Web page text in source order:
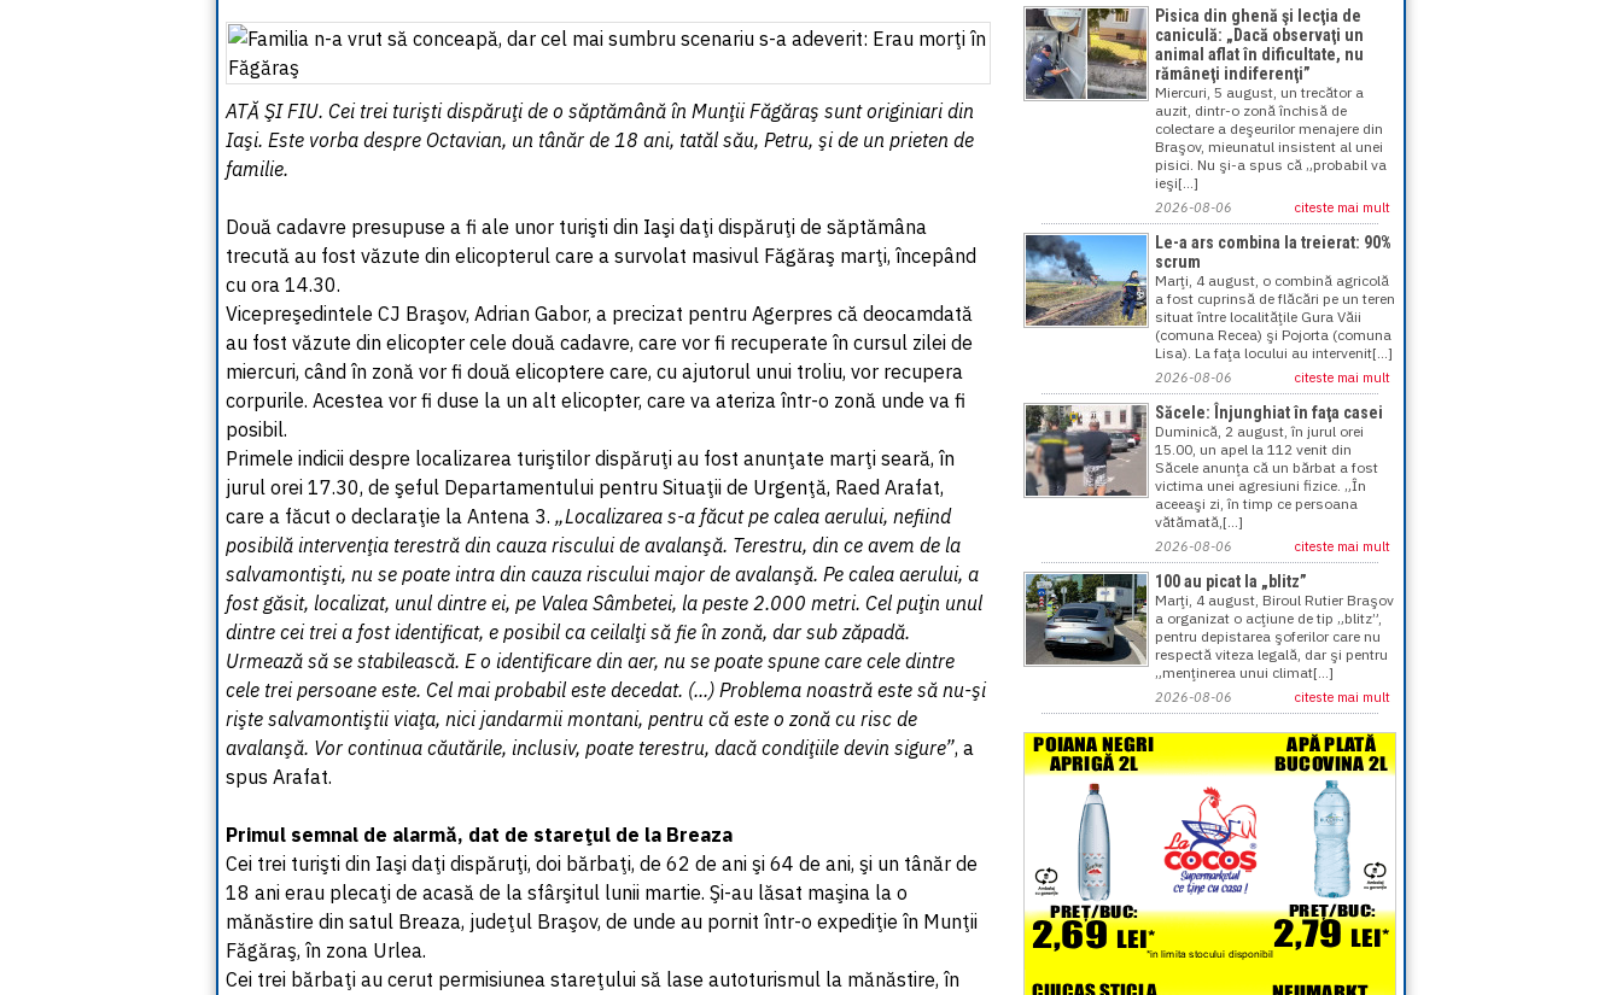
1 RUB= 0.0530 RON
1 SEK = 0.4526 RON
1 XDR = 5.9383 RON
1 ZAR= 0.2318 RON
ATĂ ŞI FIU. Cei trei turişti dispăruţi de o săptămână în Munţii Făgăraş sunt originiari din
Iaşi. Este vorba despre Octavian, un tânăr de 18 ani, tatăl său, Petru, şi de un prieten de
familie.
Două cadavre presupuse a fi ale unor turişti din Iaşi daţi dispăruţi de săptămâna
trecută au fost văzute din elicopterul care a survolat masivul Făgăraş marţi, începând
cu ora 14.30.
Vicepreşedintele CJ Braşov, Adrian Gabor, a precizat pentru Agerpres că deocamdată
au fost văzute din elicopter cele două cadavre, care vor fi recuperate în cursul zilei de
miercuri, când în zonă vor fi două elicoptere care, cu ajutorul unui troliu, vor recupera
corpurile. Acestea vor fi duse la un alt elicopter, care va ateriza într-o zonă unde va fi
posibil.
Primele indicii despre localizarea turiştilor dispăruţi au fost anunţate marţi seară, în
jurul orei 17.30, de şeful Departamentului pentru Situaţii de Urgenţă, Raed Arafat,
care a făcut o declaraţie la Antena 3. „Localizarea s-a făcut pe calea aerului, nefiind
posibilă intervenţia terestră din cauza riscului de avalanşă. Terestru, din ce avem de la
salvamontişti, nu se poate intra din cauza riscului major de avalanşă. Pe calea aerului, a
fost găsit, localizat, unul dintre ei, pe Valea Sâmbetei, la peste 2.000 metri. Cel puţin unul
dintre cei trei a fost identificat, e posibil ca ceilalţi să fie în zonă, dar sub zăpadă.
Urmează să se stabilească. E o identificare din aer, nu se poate spune care cele dintre
cele trei persoane este. Cel mai probabil este decedat. (...) Problema noastră este să nu-şi
rişte salvamontiştii viaţa, nici jandarmii montani, pentru că este o zonă cu risc de
avalanşă. Vor continua căutările, inclusiv, poate terestru, dacă condiţiile devin sigure”, a
spus Arafat.
Primul semnal de alarmă, dat de stareţul de la Breaza
Cei trei turişti din Iaşi daţi dispăruţi, doi bărbaţi, de 62 de ani şi 64 de ani, şi un tânăr de
18 ani erau plecaţi de acasă de la sfârşitul lunii martie. Şi-au lăsat maşina la o
mănăstire din satul Breaza, judeţul Braşov, de unde au pornit într-o expediţie în Munţii
Făgăraş, în zona Urlea.
Cei trei bărbaţi au cerut permisiunea stareţului să lase autoturismul la mănăstire, în
Pisica din ghenă şi lecţia de
caniculă: „Dacă observaţi un
animal aflat în dificultate, nu
rămâneţi indiferenţi”
Miercuri, 5 august, un trecător a
auzit, dintr-o zonă închisă de
colectare a deşeurilor menajere din
Braşov, mieunatul insistent al unei
pisici. Nu şi-a spus că „probabil va
ieşi[...]
2026-08-06 citeste mai mult
Le-a ars combina la treierat: 90%
scrum
Marţi, 4 august, o combină agricolă
a fost cuprinsă de flăcări pe un teren
situat între localităţile Gura Văii
(comuna Recea) şi Pojorta (comuna
Lisa). La faţa locului au intervenit[...]
2026-08-06 citeste mai mult
Săcele: Înjunghiat în faţa casei
Duminică, 2 august, în jurul orei
15.00, un apel la 112 venit din
Săcele anunţa că un bărbat a fost
victima unei agresiuni fizice. „În
aceeaşi zi, în timp ce persoana
vătămată,[...]
2026-08-06 citeste mai mult
100 au picat la „blitz”
Marţi, 4 august, Biroul Rutier Braşov
a organizat o acţiune de tip „blitz”,
pentru depistarea şoferilor care nu
respectă viteza legală, dar şi pentru
„menţinerea unui climat[...]
2026-08-06 citeste mai mult